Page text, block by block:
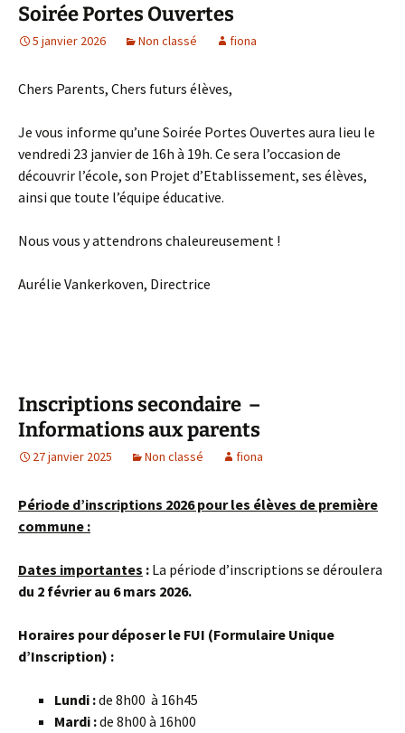
Soirée Portes Ouvertes
5 janvier 2026 Non classé fiona
Chers Parents, Chers futurs élèves,
Je vous informe qu’une Soirée Portes Ouvertes aura lieu le
vendredi 23 janvier de 16h à 19h. Ce sera l’occasion de
découvrir l’école, son Projet d’Etablissement, ses élèves,
ainsi que toute l’équipe éducative.
Nous vous y attendrons chaleureusement !
Aurélie Vankerkoven, Directrice
Inscriptions secondaire –
Informations aux parents
27 janvier 2025 Non classé fiona
Période d’inscriptions 2026 pour les élèves de première
commune :
Dates importantes : La période d’inscriptions se déroulera
du 2 février au 6 mars 2026.
Horaires pour déposer le FUI (Formulaire Unique
d’Inscription) :
Lundi :de 8h00 à 16h45
Mardi :de 8h00 à 16h00